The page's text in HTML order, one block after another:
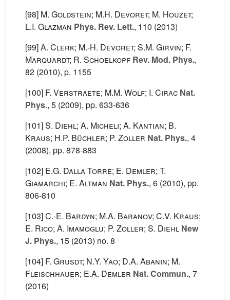
[98] M. Goldstein; M.H. Devoret; M. Houzet;
L.I. Glazman Phys. Rev. Lett., 110 (2013)
[99]A. Clerk; M.-H. Devoret; S.M. Girvin; F.
Marquardt; R. Schoelkopf Rev. Mod. Phys.,
82 (2010), p. 1155
[100] F. Verstraete; M.M. Wolf; I. Cirac Nat.
Phys., 5 (2009), pp. 633-636
[101]S. Diehl; A. Micheli; A. Kantian; B.
Kraus; H.P. Büchler; P. Zoller Nat. Phys., 4
(2008), pp. 878-883
[102] E.G. Dalla Torre; E. Demler; T.
Giamarchi; E. Altman Nat. Phys., 6 (2010), pp.
806-810
[103]C.-E. Bardyn; M.A. Baranov; C.V. Kraus;
E. Rico; A. Imamoglu; P. Zoller; S. Diehl New
J. Phys., 15 (2013) no. 8
[104] F. Grusdt; N.Y. Yao; D.A. Abanin; M.
Fleischhauer; E.A. Demler Nat. Commun., 7
(2016)